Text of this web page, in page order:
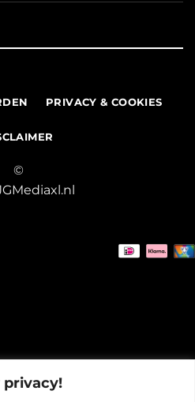
PRIVACY & COOKIES
©